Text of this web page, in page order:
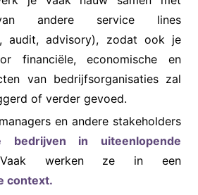
andere service lines
audit, advisory), zodat ook je
financiële, economische en
van bedrijfsorganisaties zal
of verder gevoed.
en andere stakeholders
bedrijven in uiteenlopende
werken ze in een
context.